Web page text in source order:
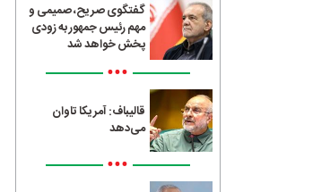
گفتگوی صریح، صمیمی و
مهم رئیس جمهور به زودی
پخش خواهد شد
•••
قالیباف: آمریکا تاوان
می‌دهد
•••